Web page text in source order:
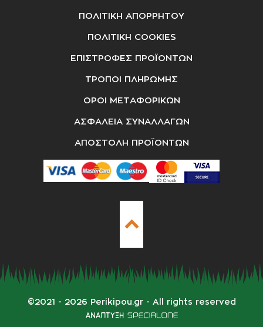
ΠΟΛΙΤΙΚΗ ΑΠΟΡΡΗΤΟΥ
ΠΟΛΙΤΙΚΗ COOKIES
ΕΠΙΣΤΡΟΦΕΣ ΠΡΟΪΟΝΤΩΝ
ΤΡΟΠΟΙ ΠΛΗΡΩΜΗΣ
ΟΡΟΙ ΜΕΤΑΦΟΡΙΚΩΝ
ΑΣΦΑΛΕΙΑ ΣΥΝΑΛΛΑΓΩΝ
ΑΠΟΣΤΟΛΗ ΠΡΟΪΟΝΤΩΝ
©2021 - 2026 Perikipou.gr - All rights reserved